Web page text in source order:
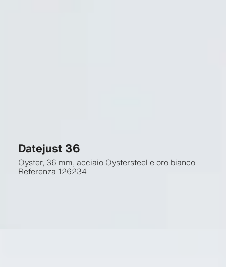
Datejust 36
Oyster, 36 mm, acciaio Oystersteel e oro bianco
Referenza126234